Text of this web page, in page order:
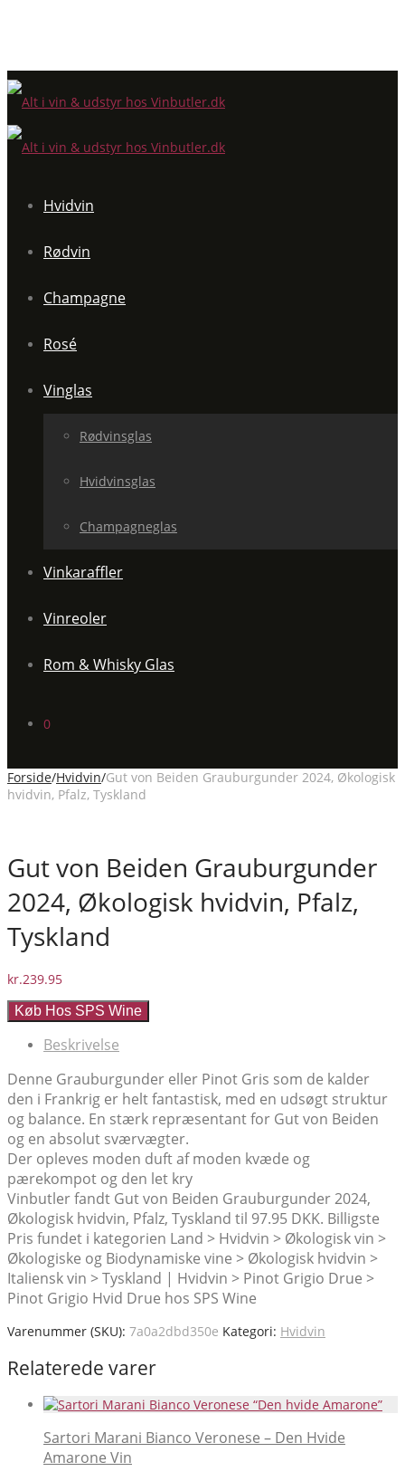
Hvidvin
Rødvin
Champagne
Rosé
Vinglas
Rødvinsglas
Hvidvinsglas
Champagneglas
Vinkaraffler
Vinreoler
Rom & Whisky Glas
0
Forside/Hvidvin/Gut von Beiden Grauburgunder 2024, Økologisk
hvidvin, Pfalz, Tyskland
Gut von Beiden Grauburgunder
2024, Økologisk hvidvin, Pfalz,
Tyskland
kr.239.95
Køb Hos SPS Wine
Beskrivelse
Denne Grauburgunder eller Pinot Gris som de kalder
den i Frankrig er helt fantastisk, med en udsøgt struktur
og balance. En stærk repræsentant for Gut von Beiden
og en absolut sværvægter.
Der opleves moden duft af moden kvæde og
pærekompot og den let kry
Vinbutler fandt Gut von Beiden Grauburgunder 2024,
Økologisk hvidvin, Pfalz, Tyskland til 97.95 DKK. Billigste
Pris fundet i kategorien Land > Hvidvin > Økologisk vin >
Økologiske og Biodynamiske vine > Økologisk hvidvin >
Italiensk vin > Tyskland | Hvidvin > Pinot Grigio Drue >
Pinot Grigio Hvid Drue hos SPS Wine
Varenummer (SKU): 7a0a2dbd350e Kategori: Hvidvin
Relaterede varer
Sartori Marani Bianco Veronese – Den Hvide
Amarone Vin